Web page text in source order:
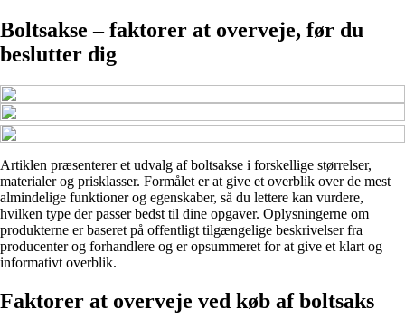
Boltsakse – faktorer at overveje, før du
beslutter dig
Artiklen præsenterer et udvalg af boltsakse i forskellige størrelser,
materialer og prisklasser. Formålet er at give et overblik over de mest
almindelige funktioner og egenskaber, så du lettere kan vurdere,
hvilken type der passer bedst til dine opgaver. Oplysningerne om
produkterne er baseret på offentligt tilgængelige beskrivelser fra
producenter og forhandlere og er opsummeret for at give et klart og
informativt overblik.
Faktorer at overveje ved køb af boltsaks